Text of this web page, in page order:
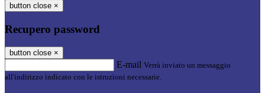
button close ×
Recupero password
button close ×
E-mail Verrà inviato un messaggio
all'indirizzo indicato con le istruzioni necessarie.